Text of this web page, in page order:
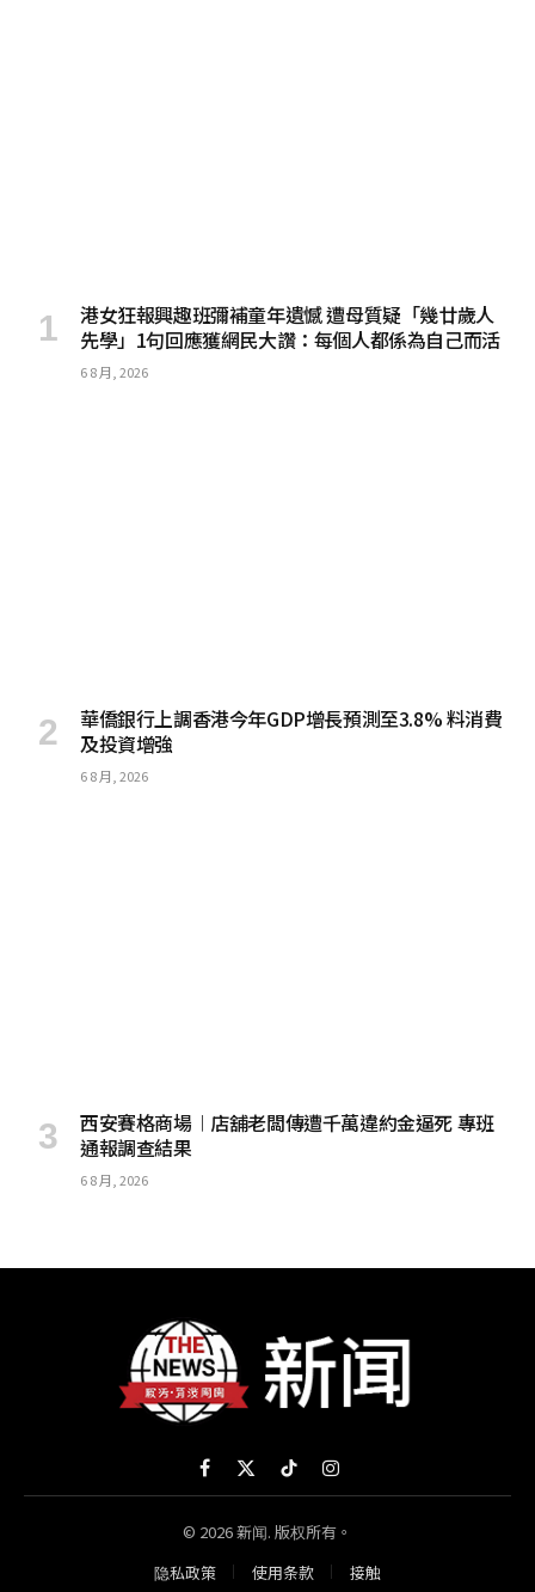
港女狂報興趣班彌補童年遺憾 遭母質疑「幾廿歲人
先學」1句回應獲網民大讚：每個人都係為自己而活
6 8 月, 2026
華僑銀行上調香港今年GDP增長預測至3.8% 料消費
及投資增強
6 8 月, 2026
西安賽格商場︱店舖老闆傳遭千萬違約金逼死 專班
通報調查結果
6 8 月, 2026
Facebook
X
(Twitter)
TikTokInstagram
© 2026 新闻. 版权所有。
隐私政策
使用条款 接触